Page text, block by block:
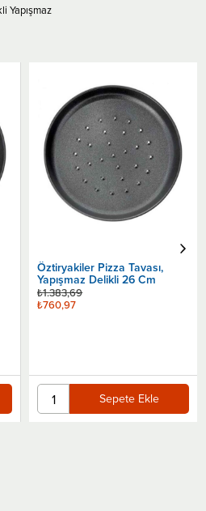
Yapışmaz
Öztiryakiler Pizza Tavası,
Yapışmaz Delikli 26 Cm
₺760,97
₺1.383,69
Sepete Ekle